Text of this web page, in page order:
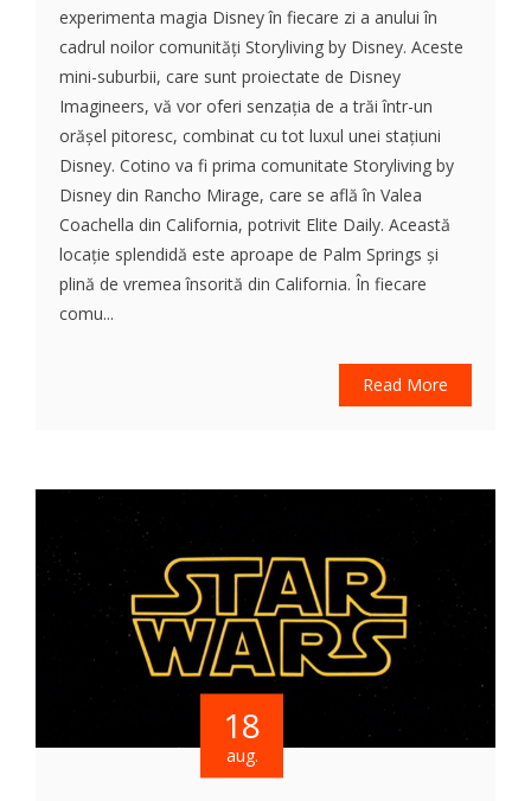
experimenta magia Disney în fiecare zi a anului în
cadrul noilor comunități Storyliving by Disney. Aceste
mini-suburbii, care sunt proiectate de Disney
Imagineers, vă vor oferi senzația de a trăi într-un
orășel pitoresc, combinat cu tot luxul unei stațiuni
Disney. Cotino va fi prima comunitate Storyliving by
Disney din Rancho Mirage, care se află în Valea
Coachella din California, potrivit Elite Daily. Această
locație splendidă este aproape de Palm Springs și
plină de vremea însorită din California. În fiecare
comu...
Read More
18
aug.